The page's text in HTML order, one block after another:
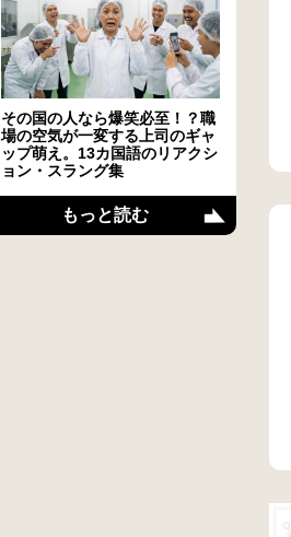
その国の人なら爆笑必至！？職
場の空気が一変する上司のギャ
ップ萌え。13カ国語のリアクシ
ョン・スラング集
もっと読む